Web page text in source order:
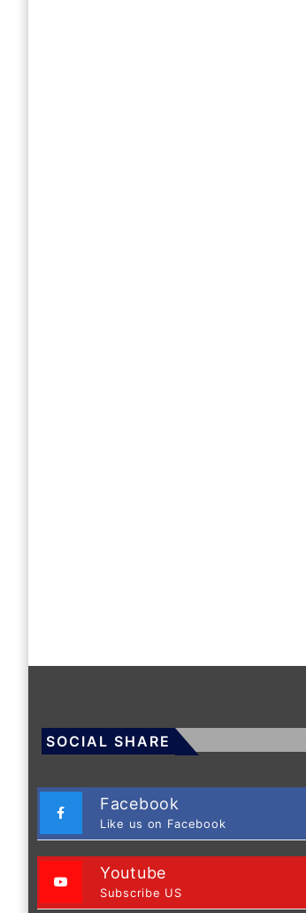
SOCIAL SHARE
Facebook
Like us on Facebook
Youtube
Subscribe US